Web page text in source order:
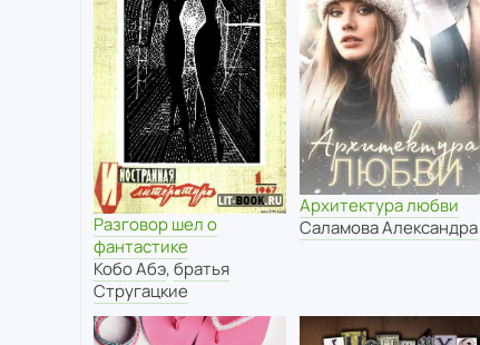
Разговор шел о
фантастике
Кобо Абэ,братья
Стругацкие
Архитектура любви
Саламова Александра